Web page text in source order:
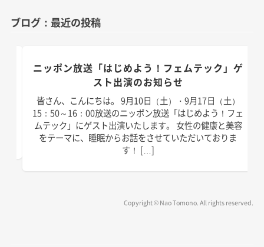
リ
ブログ：最近の投稿
ニッポン放送「はじめよう！フェムテック」ゲ
スト出演のお知らせ
皆さん、こんにちは。 9月10日（土）・9月17日（土）
15：50～16：00放送のニッポン放送「はじめよう！フェ
ムテック」にゲスト出演いたします。 女性の健康と美容
をテーマに、睡眠からお話をさせていただいておりま
す！ […]
Copyright © Nao Tomono. All rights reserved.